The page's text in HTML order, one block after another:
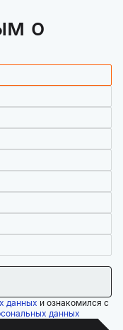
о
данных и ознакомился с
данных